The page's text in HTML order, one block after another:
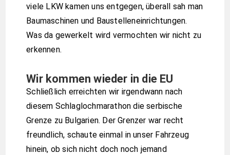
viele LKW kamen uns entgegen, überall sah man
Baumaschinen und Baustelleneinrichtungen.
Was da gewerkelt wird vermochten wir nicht zu
erkennen.
Wir kommen wieder in die EU
Schließlich erreichten wir irgendwann nach
diesem Schlaglochmarathon die serbische
Grenze zu Bulgarien. Der Grenzer war recht
freundlich, schaute einmal in unser Fahrzeug
hinein, ob sich nicht doch noch jemand